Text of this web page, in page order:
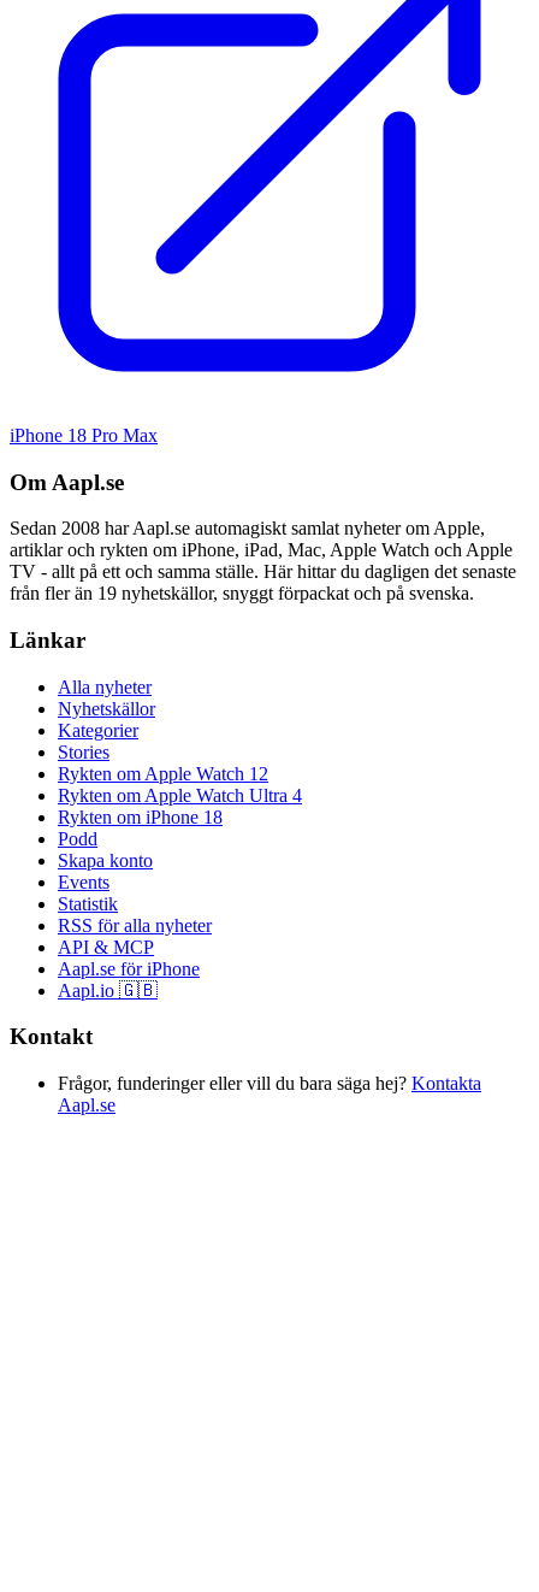
iPhone 18 Pro Max
Om Aapl.se
Sedan 2008 har Aapl.se automagiskt samlat nyheter om Apple,
artiklar och rykten om iPhone, iPad, Mac, Apple Watch och Apple
TV - allt på ett och samma ställe. Här hittar du dagligen det senaste
från fler än 19 nyhetskällor, snyggt förpackat och på svenska.
Länkar
Alla nyheter
Nyhetskällor
Kategorier
Stories
Rykten om Apple Watch 12
Rykten om Apple Watch Ultra 4
Rykten om iPhone 18
Podd
Skapa konto
Events
Statistik
RSS för alla nyheter
API & MCP
Aapl.se för iPhone
Aapl.io 🇬🇧
Kontakt
Frågor, funderinger eller vill du bara säga hej? Kontakta
Aapl.se